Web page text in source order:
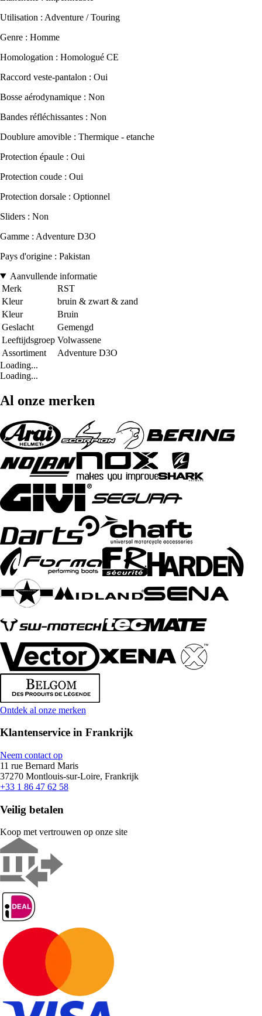
Utilisation : Adventure / Touring
Genre : Homme
Homologation : Homologué CE
Raccord veste-pantalon : Oui
Bosse aérodynamique : Non
Bandes réfléchissantes : Non
Doublure amovible : Thermique - etanche
Protection épaule : Oui
Protection coude : Oui
Protection dorsale : Optionnel
Sliders : Non
Gamme : Adventure D3O
Pays d'origine : Pakistan
Aanvullende informatie
Merk
RST
Kleur
bruin & zwart & zand
Kleur
Bruin
Geslacht
Gemengd
Leeftijdsgroep Volwassene
Assortiment
Adventure D3O
Loading...
Loading...
Al onze merken
Ontdek al onze merken
Klantenservice in Frankrijk
Neem contact op
11 rue Bernard Maris
37270 Montlouis-sur-Loire, Frankrijk
+33 1 86 47 62 58
Veilig betalen
Koop met vertrouwen op onze site